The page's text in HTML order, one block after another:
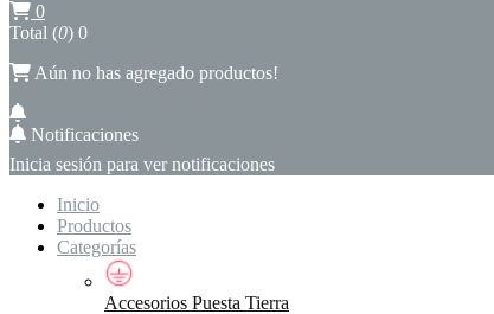
0
Total (0) 0
Aún no has agregado productos!
Notificaciones
Inicia sesión para ver notificaciones
Inicio
Productos
Categorías
Accesorios Puesta Tierra